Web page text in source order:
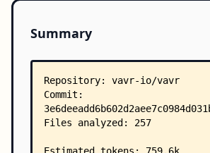
Summary